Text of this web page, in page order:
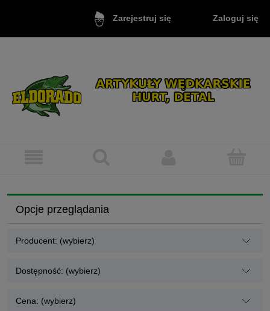
Zarejestruj się Zaloguj się
Opcje przeglądania
Producent: (wybierz)
Dostępność: (wybierz)
Cena: (wybierz)